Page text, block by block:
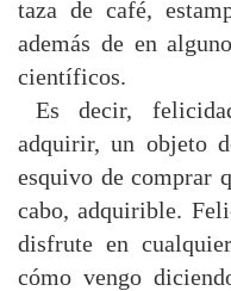
taza de café,
además de en
científicos.
Es decir,
adquirir, un objeto
esquivo de comprar
cabo, adquirible.
disfrute en
cómo vengo